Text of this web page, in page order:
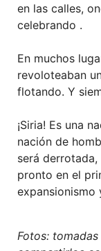
en las calles,
celebrando .
En muchos
revoloteaban
flotando. Y
¡Siria! Es una
nación de
será
pronto en el
expansionismo
Fotos: